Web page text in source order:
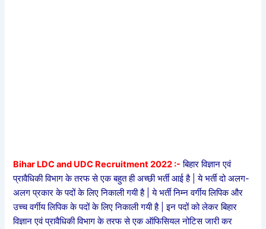
Bihar LDC and UDC Recruitment 2022 :- बिहार विज्ञान एवं
प्रावैधिकी विभाग के तरफ से एक बहुत ही अच्छी भर्ती आई है | ये भर्ती दो अलग-
अलग प्रकार के पदों के लिए निकाली गयी है | ये भर्ती निम्न वर्गीय लिपिक और
उच्च वर्गीय लिपिक के पदों के लिए निकाली गयी है | इन पदों को लेकर बिहार
विज्ञान एवं प्रावैधिकी विभाग के तरफ से एक ऑफिसियल नोटिस जारी कर